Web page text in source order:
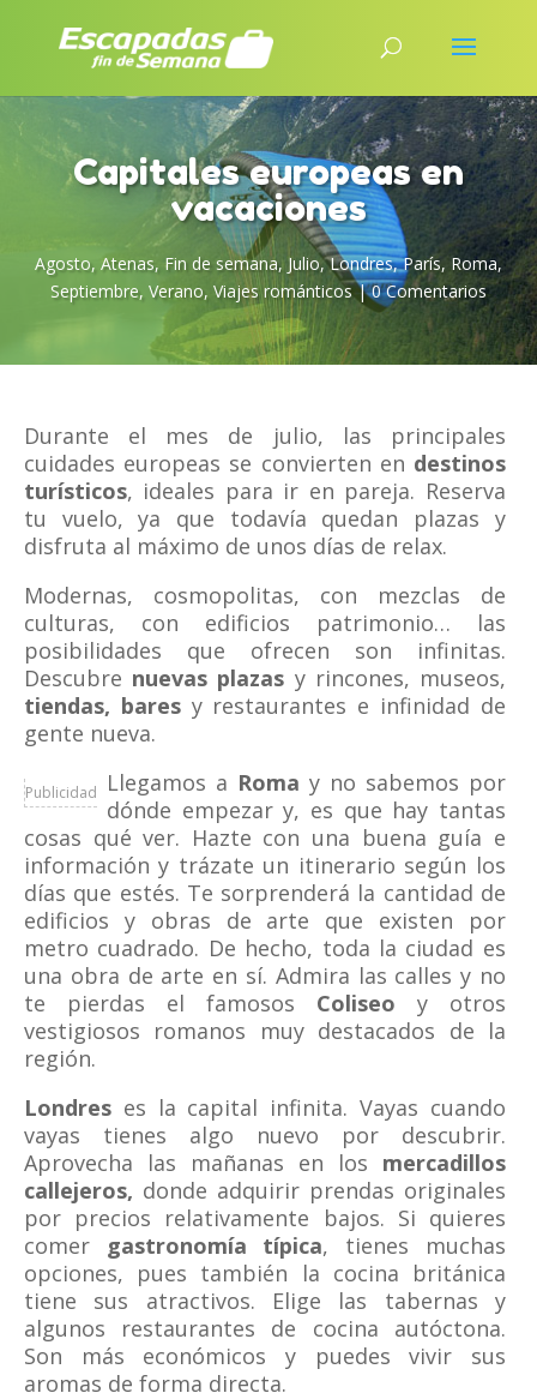
Capitales europeas en
vacaciones
Agosto, Atenas, Fin de semana, Julio,Londres,París, Roma,
Septiembre, Verano, Viajes románticos|0 Comentarios
Durante el mes de julio, las principales
cuidades europeas se convierten en destinos
turísticos, ideales para ir en pareja. Reserva
tu vuelo, ya que todavía quedan plazas y
disfruta al máximo de unos días de relax.
Modernas, cosmopolitas, con mezclas de
culturas, con edificios patrimonio… las
posibilidades que ofrecen son infinitas.
Descubre nuevas plazas y rincones, museos,
tiendas, baresy restaurantes e infinidad de
gente nueva.
Publicidad Llegamos a Roma y no sabemos por
dónde empezar y, es que hay tantas
cosas qué ver. Hazte con una buena guía e
información y trázate un itinerario según los
días que estés. Te sorprenderá la cantidad de
edificios y obras de arte que existen por
metro cuadrado. De hecho, toda la ciudad es
una obra de arte en sí. Admira las calles y no
te pierdas el famosos Coliseo y otros
vestigiosos romanos muy destacados de la
región.
Londres es la capital infinita. Vayas cuando
vayas tienes algo nuevo por descubrir.
Aprovecha las mañanas en los mercadillos
callejeros, donde adquirir prendas originales
por precios relativamente bajos. Si quieres
comer gastronomía típica, tienes muchas
opciones, pues también la cocina británica
tiene sus atractivos. Elige las tabernas y
algunos restaurantes de cocina autóctona.
Son más económicos y puedes vivir sus
aromas de forma directa.